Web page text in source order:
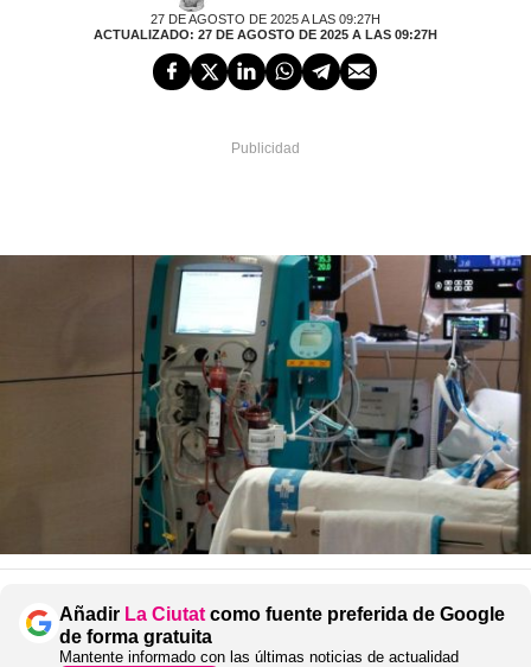
27 DE AGOSTO DE 2025 A LAS 09:27H
ACTUALIZADO: 27 DE AGOSTO DE 2025 A LAS 09:27H
Añadir La Ciutat como fuente preferida de Google
de forma gratuita
Mantente informado con las últimas noticias de actualidad